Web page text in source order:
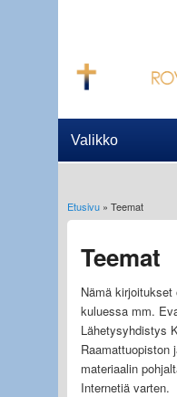
Olet täällä
Etusivu» Teemat
Teemat
Nämä
kuluessa mm.
Lähetysyhdistys
Raamattuopiston
materiaalin
Internetiä varten.